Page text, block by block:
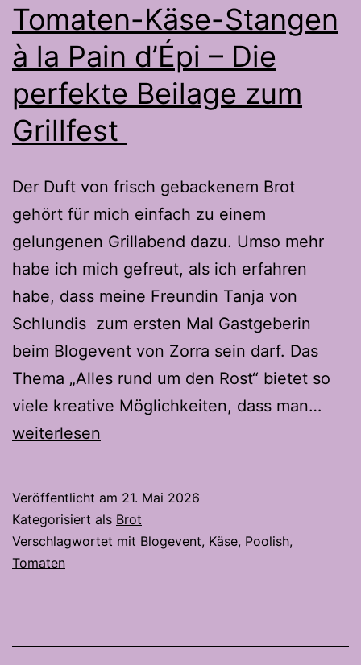
Tomaten-Käse-Stangen
à la Pain d’Épi – Die
perfekte Beilage zum
Grillfest
Der Duft von frisch gebackenem Brot
gehört für mich einfach zu einem
gelungenen Grillabend dazu. Umso mehr
habe ich mich gefreut, als ich erfahren
habe, dass meine Freundin Tanja von
Schlundis zum ersten Mal Gastgeberin
beim Blogevent von Zorra sein darf. Das
Thema „Alles rund um den Rost“ bietet so
viele kreative Möglichkeiten, dass man…
weiterlesen
Veröffentlicht am 21. Mai 2026
Kategorisiert als Brot
Verschlagwortet mit Blogevent, Käse, Poolish,
Tomaten